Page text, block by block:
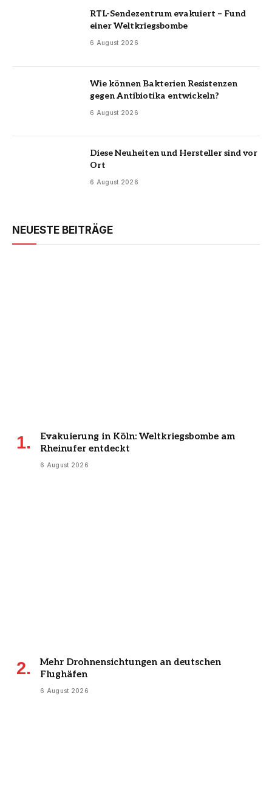
RTL-Sendezentrum evakuiert – Fund
einer Weltkriegsbombe
6 August 2026
Wie können Bakterien Resistenzen
gegen Antibiotika entwickeln?
6 August 2026
Diese Neuheiten und Hersteller sind vor
Ort
6 August 2026
NEUESTE BEITRÄGE
Evakuierung in Köln: Weltkriegsbombe am
Rheinufer entdeckt
6 August 2026
Mehr Drohnensichtungen an deutschen
Flughäfen
6 August 2026